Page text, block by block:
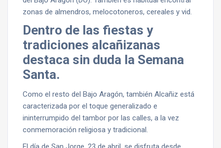
zonas de almendros, melocotoneros, cereales y vid.
Dentro de las fiestas y
tradiciones alcañizanas
destaca sin duda la Semana
Santa.
Como el resto del Bajo Aragón, también Alcañiz está
caracterizada por el toque generalizado e
ininterrumpido del tambor por las calles, a la vez
conmemoración religiosa y tradicional.